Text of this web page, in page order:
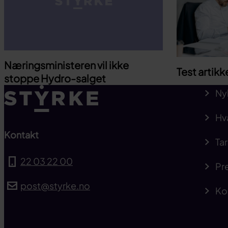
Næringsministeren vil ikke
stoppe Hydro-salget
Test
Kontakt
22 03 22 00
post@styrke.no